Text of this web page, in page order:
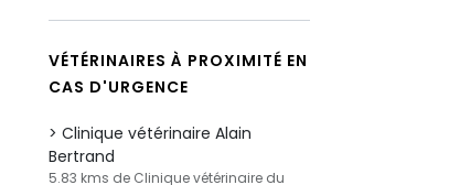
VÉTÉRINAIRES À PROXIMITÉ EN
CAS D'URGENCE
Clinique vétérinaire Alain
Bertrand
5.83 kms de Clinique vétérinaire du